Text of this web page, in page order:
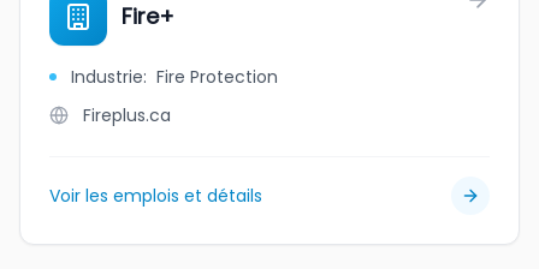
Fire+
Industrie: Fire Protection
Fireplus.ca
Voir les emplois et détails